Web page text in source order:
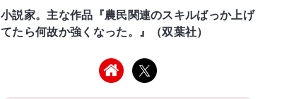
小説家。主な作品『農民関連のスキルばっか上げ
てたら何故か強くなった。』（双葉社）